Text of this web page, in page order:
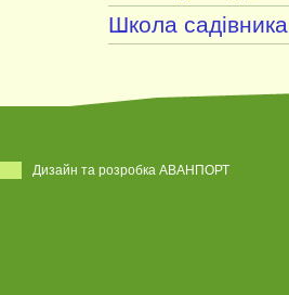
Школа садівника
Дизайн та розробка АВАНПОРТ